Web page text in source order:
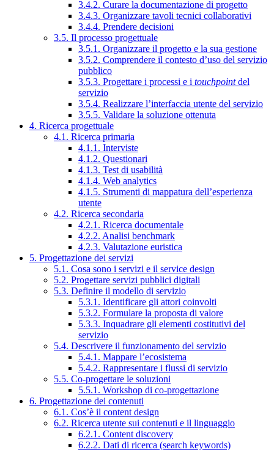
3.4.2. Curare la documentazione di progetto
3.4.3. Organizzare tavoli tecnici collaborativi
3.4.4. Prendere decisioni
3.5. Il processo progettuale
3.5.1. Organizzare il progetto e la sua gestione
3.5.2. Comprendere il contesto d’uso del servizio
pubblico
3.5.3. Progettare i processi e i touchpointdel
servizio
3.5.4. Realizzare l’interfaccia utente del servizio
3.5.5. Validare la soluzione ottenuta
4. Ricerca progettuale
4.1. Ricerca primaria
4.1.1. Interviste
4.1.2. Questionari
4.1.3. Test di usabilità
4.1.4. Web analytics
4.1.5. Strumenti di mappatura dell’esperienza
utente
4.2. Ricerca secondaria
4.2.1. Ricerca documentale
4.2.2. Analisi benchmark
4.2.3. Valutazione euristica
5. Progettazione dei servizi
5.1. Cosa sono i servizi e il service design
5.2. Progettare servizi pubblici digitali
5.3. Definire il modello di servizio
5.3.1. Identificare gli attori coinvolti
5.3.2. Formulare la proposta di valore
5.3.3. Inquadrare gli elementi costitutivi del
servizio
5.4. Descrivere il funzionamento del servizio
5.4.1. Mappare l’ecosistema
5.4.2. Rappresentare i flussi di servizio
5.5. Co-progettare le soluzioni
5.5.1. Workshop di co-progettazione
6. Progettazione dei contenuti
6.1. Cos’è il content design
6.2. Ricerca utente sui contenuti e il linguaggio
6.2.1. Content discovery
6.2.2. Dati di ricerca (search keywords)